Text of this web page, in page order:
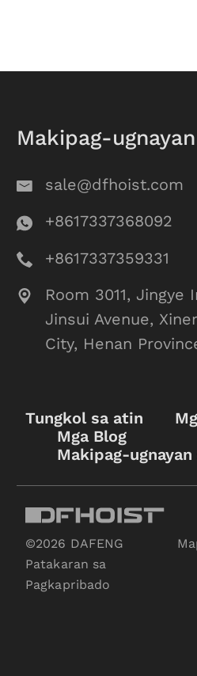
Makipag-
sale@dfhoist.com
+8617337368092
+8617337359331
Room 3011, Jingye
Jinsui Avenue,
City, Henan
Tungkol sa atin
Mga Blog
Makipag-ugnayan
©2026 DAFENG
Patakaran sa
Pagkapribado